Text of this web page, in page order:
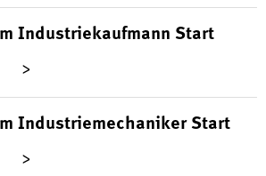
Industriekaufmann Start
Industriemechaniker Start